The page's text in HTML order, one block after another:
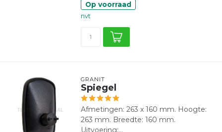
Op voorraad
nvt
GRANIT
Spiegel
Afmetingen: 263 x 160 mm. Hoogte:
263 mm. Breedte: 160 mm.
Uitvoering:...